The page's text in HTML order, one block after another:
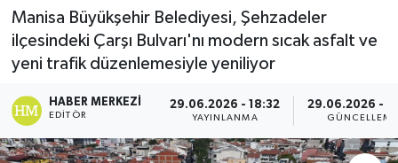
Manisa Büyükşehir Belediyesi, Şehzadeler
ilçesindeki Çarşı Bulvarı'nı modern sıcak asfalt ve
yeni trafik düzenlemesiyle yeniliyor
HABER MERKEZI
EDITÖR
29.06.2026 - 18:32
YAYINLANMA
29.06.2026 -
GÜNCELLEME
Eğitim
Ekonomi
Genel
Gündem
Süper Lig Puan Durumu ve Fikstür
Tüm Manşetler
Son Dakika Haberleri
Haber Arşivi